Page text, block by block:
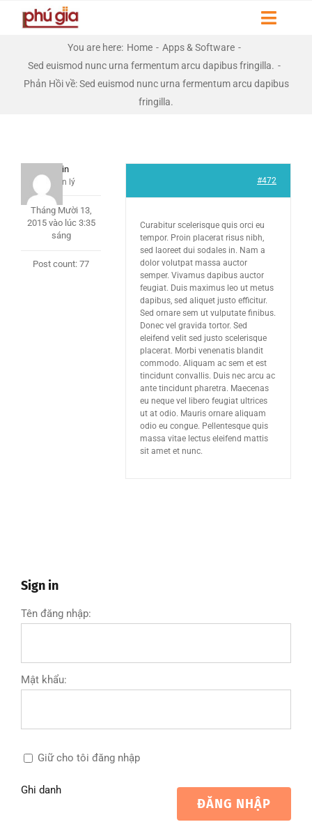
LIÊN HỆ
THƯ VIỆN
You are here: Home - Apps & Software -
Sed euismod nunc urna fermentum arcu dapibus fringilla. -
Phản Hồi về: Sed euismod nunc urna fermentum arcu dapibus
fringilla.
admin
Quản lý
Tháng Mười 13,
2015 vào lúc 3:35
sáng
Post count: 77
#472
Curabitur scelerisque quis orci eu
tempor. Proin placerat risus nibh,
sed laoreet dui sodales in. Nam a
dolor volutpat massa auctor
semper. Vivamus dapibus auctor
feugiat. Duis maximus leo ut metus
dapibus, sed aliquet justo efficitur.
Sed ornare sem ut vulputate finibus.
Donec vel gravida tortor. Sed
eleifend velit sed justo scelerisque
placerat. Morbi venenatis blandit
commodo. Aliquam ac sem et est
tincidunt convallis. Duis nec arcu ac
ante tincidunt pharetra. Maecenas
eu neque vel libero feugiat ultrices
ut at odio. Mauris ornare aliquam
odio eu congue. Pellentesque quis
massa vitae lectus eleifend mattis
sit amet et nunc.
Sign in
Tên đăng nhập:
Mật khẩu:
Giữ cho tôi đăng nhập
ĐĂNG NHẬP
Ghi danh